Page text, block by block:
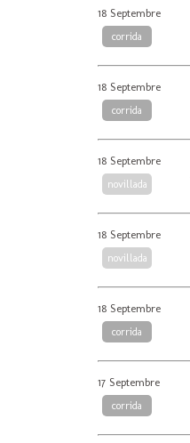
18 Septembre
corrida
18 Septembre
corrida
18 Septembre
novillada
18 Septembre
novillada
18 Septembre
corrida
17 Septembre
corrida